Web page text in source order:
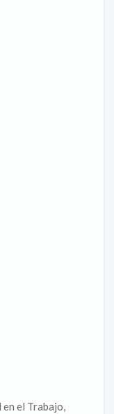
en el Trabajo,